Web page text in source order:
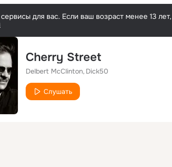
для вас. Если ваш возраст менее 13
Cherry Street
Delbert McClinton Dick50
Слушать